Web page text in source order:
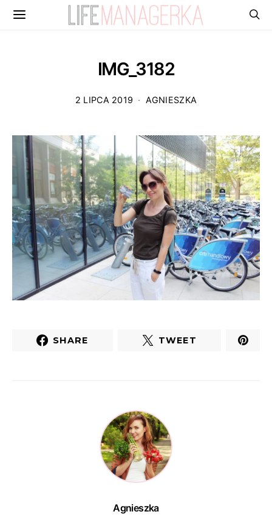
IMG_3182
2 LIPCA 2019 AGNIESZKA
SHARE TWEET
Agnieszka